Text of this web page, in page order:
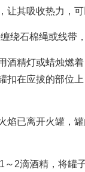
让其吸收热力，
石棉绳或线带
精灯或蜡烛燃着
扣在应拔的部位
已离开火罐，罐
2滴酒精，将罐